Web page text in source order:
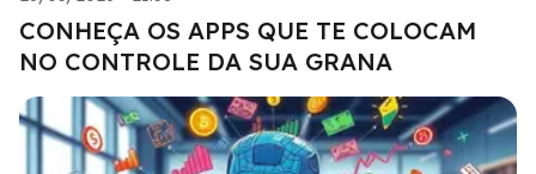
CONHEÇA OS APPS QUE TE COLOCAM
NO CONTROLE DA SUA GRANA